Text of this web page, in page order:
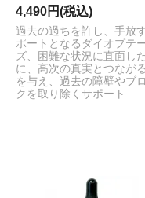
4,490円(税込)
過去の過ちを許し、手放
ポートとなるダイオプテ
ズ、困難な状況に直面し
に、高次の真実とつなが
を与え、過去の障壁やブ
クを取り除くサポート